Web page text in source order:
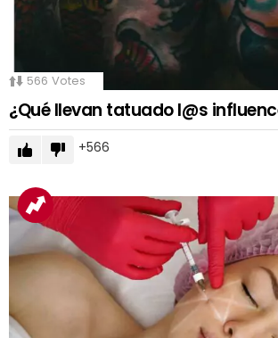
566 Votes
¿Qué llevan tatuado l@s
566